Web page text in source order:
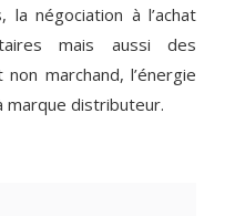
la négociation à l’achat
mais aussi des
marchand, l’énergie
marque distributeur.